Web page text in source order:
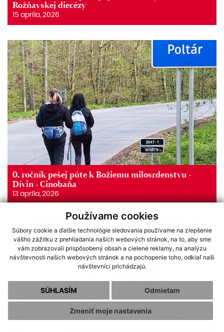
Používame cookies
Súbory cookie a ďalšie technológie sledovania používame na zlepšenie
vášho zážitku z prehliadania našich webových stránok, na to, aby sme
vám zobrazovali prispôsobený obsah a cielené reklamy, na analýzu
návštevnosti našich webových stránok a na pochopenie toho, odkiaľ naši
návštevníci prichádzajú.
SÚHLASÍM Odmietam
Zmeniť moje nastavenia
Rožňavskej diecézy
15 apríla, 2026
0. ročník pešej púte k Božiemu milosrdenstvu -
Dívin - Cinobaňa
13 apríla, 2026